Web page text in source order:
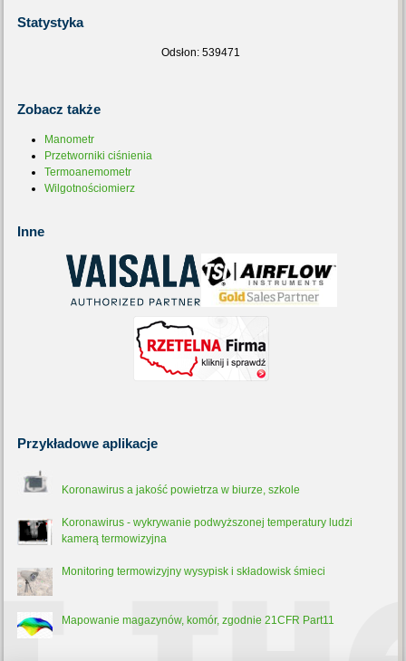
Statystyka
Odsłon: 539471
Zobacz także
Manometr
Przetworniki ciśnienia
Termoanemometr
Wilgotnościomierz
Inne
Przykładowe aplikacje
Koronawirus a jakość powietrza w biurze, szkole
Koronawirus - wykrywanie podwyższonej temperatury ludzi
kamerą termowizyjna
Monitoring termowizyjny wysypisk i składowisk śmieci
Mapowanie magazynów, komór, zgodnie 21CFR Part11